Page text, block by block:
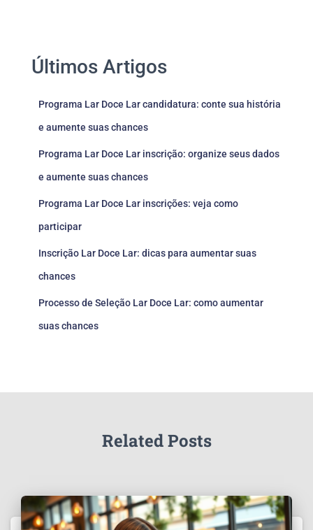
Últimos Artigos
Programa Lar Doce Lar candidatura: conte sua história
e aumente suas chances
Programa Lar Doce Lar inscrição: organize seus dados
e aumente suas chances
Programa Lar Doce Lar inscrições: veja como
participar
Inscrição Lar Doce Lar: dicas para aumentar suas
chances
Processo de Seleção Lar Doce Lar: como aumentar
suas chances
Related Posts